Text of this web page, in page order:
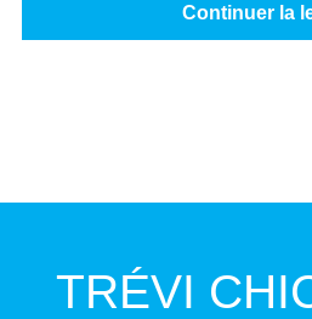
Continuer la
TRÉVI